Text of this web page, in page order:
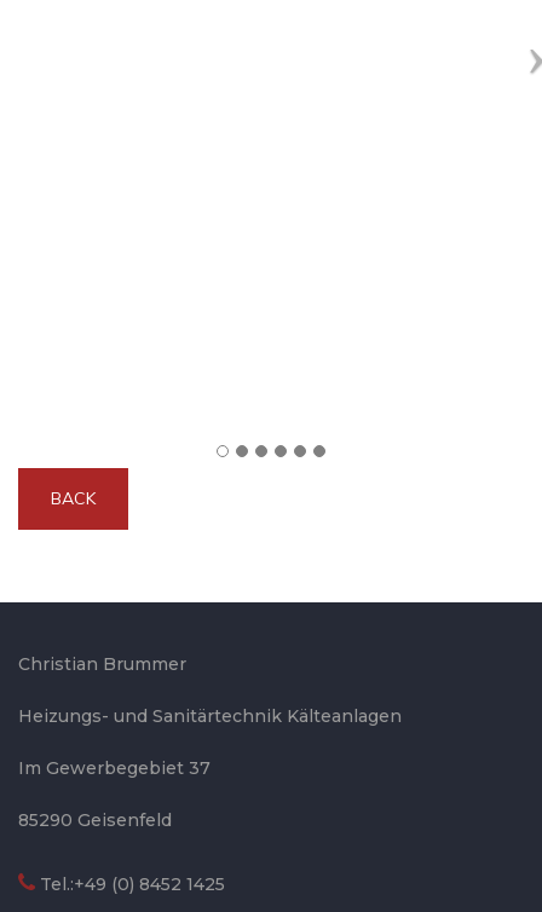
Christian Brummer
Heizungs- und Sanitärtechnik Kälteanlagen
Im Gewerbegebiet 37
85290 Geisenfeld
Tel.:+49 (0) 8452 1425